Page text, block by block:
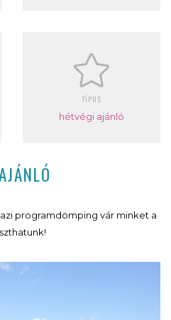
TÍPUS
hétvégi ajánló
programdömping vár minket a